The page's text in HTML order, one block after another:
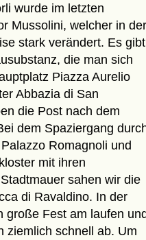
wurde im letzten
Mussolini, welcher in der
stark verändert. Es gibt
die man sich
Piazza Aurelio
Abbazia di San
die Post nach dem
dem Spaziergang
Romagnoli und
mit ihren
sahen wir die
di Ravaldino. In der
große Fest am laufen
ziemlich schnell ab. Um